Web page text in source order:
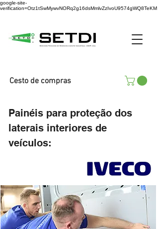
google-site-
verification=Otz1tSwMywvNORq2g16dsMmlvZzIvoU9574gWQ8TeKM
Cesto de compras
Painéis para proteção dos
laterais interiores de
veículos: